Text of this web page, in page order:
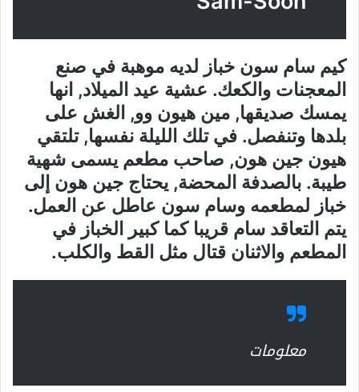
كيم سام سون خباز لديه موهبة في صنع
المعجنات والكعك. عشية عيد الميلاد, انها
يمسك صديقها, مين هيون وو, الغش على
بلدها وتنفصل. في تلك الليلة نفسها, تلتقي
هيون جين هون, صاحب مطعم يسمى شهية
طيبة. بالصدفة المحضة, يحتاج جين هون إلى
خباز لمطعمه وسام سون عاطل عن العمل.
يتم التعاقد سام قريبا كما كبير الخباز في
المطعم والاثنان قتال مثل القط والكلب.
معلومات